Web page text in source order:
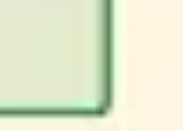
리서치 및 디자인